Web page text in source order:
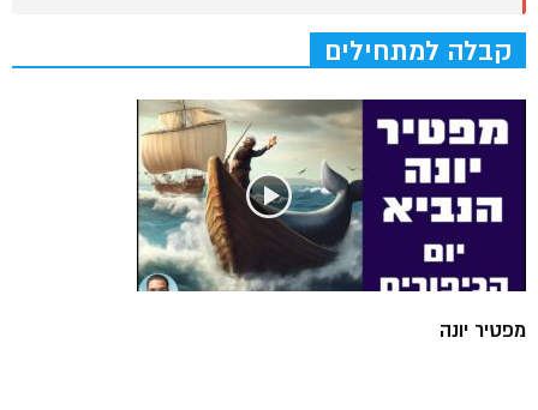
קבלה למתחילים
מפטיר יונה